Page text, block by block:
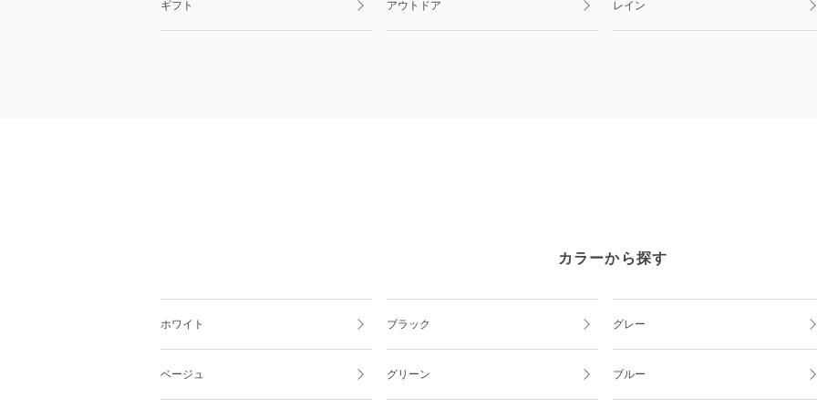
ギフト アウトドア レイン
カラーから探す
ホワイト ブラック グレー
ベージュ グリーン ブルー